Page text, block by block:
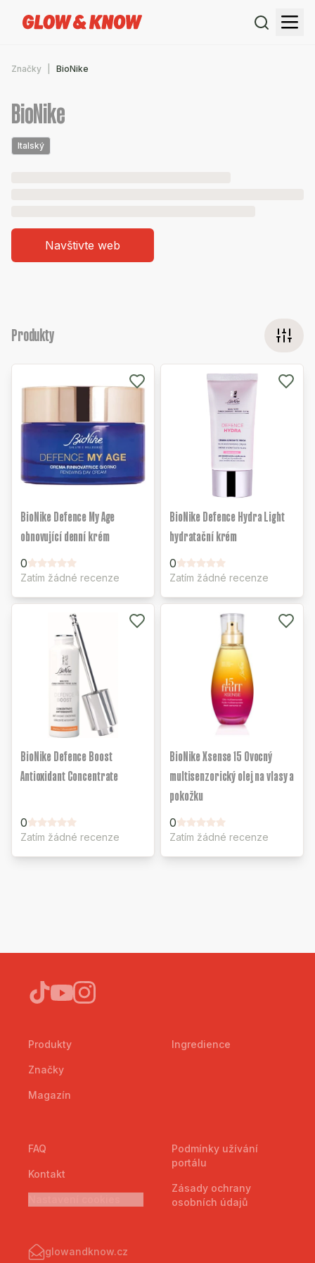
Značky BioNike
BioNike
Italský
Navštivte web
Produkty
BioNike Defence My Age
obnovující denní krém
0
Zatím žádné recenze
BioNike Defence Hydra Light
hydratační krém
0
Zatím žádné recenze
BioNike Defence Boost
Antioxidant Concentrate
0
Zatím žádné recenze
BioNike Xsense 15 Ovocný
multisenzorický olej na vlasy a
pokožku
0
Zatím žádné recenze
Produkty
Značky
Magazín
Ingredience
FAQ
Kontakt
Podmínky užívání
portálu
Zásady ochrany
osobních údajů
glowandknow.cz